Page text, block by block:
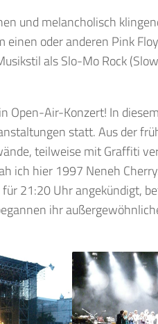
und melancholisch
einen oder anderen Pink
als Slo-Mo Rock
Open-Air-Konzert! In
statt. Aus der
teilweise mit Graffiti
ich hier 1997 Neneh
21:20 Uhr angekündigt,
ihr